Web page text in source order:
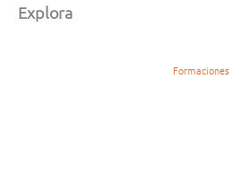
Explora
Formaciones